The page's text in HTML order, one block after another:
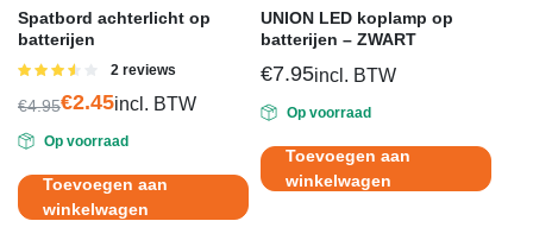
Spatbord achterlicht op
batterijen
Gewaardeerd
5
2 reviews
€4.95
prijs
was:
€4.95.
€2.45
prijs
is:
€2.45.
incl. BTW
Op voorraad
Toevoegen aan
winkelwagen
UNION LED koplamp op
batterijen – ZWART
€7.95incl. BTW
Op voorraad
Toevoegen aan
winkelwagen